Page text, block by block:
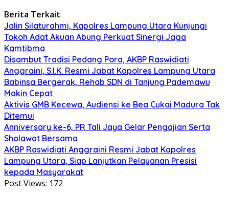
Berita Terkait
Jalin Silaturahmi, Kapolres Lampung Utara Kunjungi
Tokoh Adat Akuan Abung Perkuat Sinergi Jaga
Kamtibma
Disambut Tradisi Pedang Pora, AKBP Raswidiati
Anggraini, S.I.K. Resmi Jabat Kapolres Lampung Utara
Babinsa Bergerak, Rehab SDN di Tanjung Pademawu
Makin Cepat
Aktivis GMB Kecewa, Audiensi ke Bea Cukai Madura Tak
Ditemui
Anniversary ke-6, PR Tali Jaya Gelar Pengajian Serta
Sholawat Bersama
AKBP Raswidiati Anggraini Resmi Jabat Kapolres
Lampung Utara, Siap Lanjutkan Pelayanan Presisi
kepada Masyarakat
Post Views: 172